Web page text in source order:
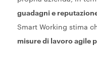
guadagni e
Smart Working stima
misure di lavoro agile